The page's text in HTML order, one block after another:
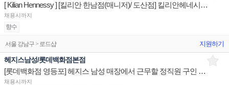
[ Kilian Hennessy ] [킬리안 한남점(매니저)/ 도산점] 킬리안헤네시 제품디스플레이 판매직원
채용시까지
향수
서울 강남구 > 로드샵 지원하기
헤지스남성/롯데백화점본점
[롯데백화점 영등포] 헤지스 남성 매장에서 근무할 정직원 구인 합니다.
채용시까지